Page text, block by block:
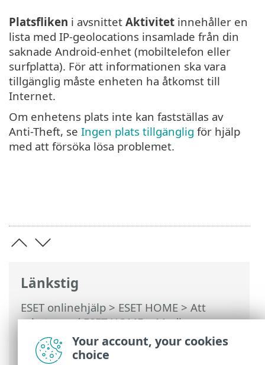
Länkstig
ESET onlinehjälp > ESET HOME > Att
arbeta med ESET HOME>Medlemmar>
ESET-funktioner som har tilldelats
medlemmen>Anti-Theft >
Platsfliken i avsnittet Aktivitet innehåller en
lista med IP-geolocations insamlade från din
saknade Android-enhet (mobiltelefon eller
surfplatta). För att informationen ska vara
tillgänglig måste enheten ha åtkomst till
Internet.
Om enhetens plats inte kan fastställas av
Anti-Theft, se Ingen plats tillgänglig för hjälp
med att försöka lösa problemet.
Your account, your cookies
choice